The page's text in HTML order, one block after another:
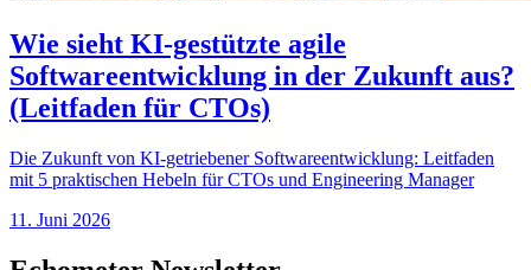
Wie sieht KI-gestützte agile
Softwareentwicklung in der Zukunft aus?
(Leitfaden für CTOs)
Die Zukunft von KI-getriebener Softwareentwicklung: Leitfaden
mit 5 praktischen Hebeln für CTOs und Engineering Manager
11. Juni 2026